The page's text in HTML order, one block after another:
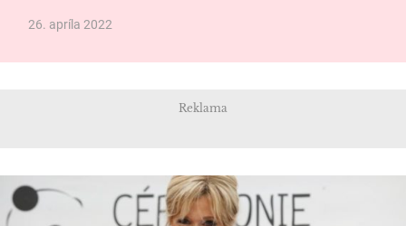
26. apríla 2022
Reklama